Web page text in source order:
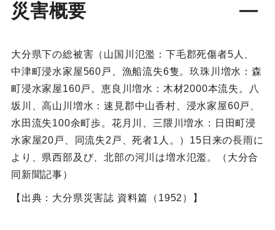
災害概要
大分県下の総被害（山国川氾濫：下毛郡死傷者5人、
中津町浸水家屋560戸、漁船流失6隻。玖珠川増水：森
町浸水家屋160戸。恵良川増水：木材2000本流失。八
坂川、高山川増水：速見郡中山香村、浸水家屋60戸、
水田流失100余町歩。花月川、三隈川増水：日田町浸
水家屋20戸、同流失2戸、死者1人。）15日来の長雨に
より、県西部及び、北部の河川は増水氾濫。（大分合
同新聞記事）
【出典：大分県災害誌 資料篇（1952）】